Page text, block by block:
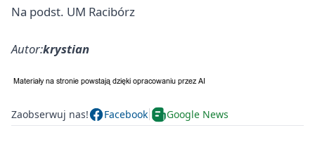
Na podst. UM Racibórz
Autor:krystian
Zaobserwuj nas! Facebook Google News